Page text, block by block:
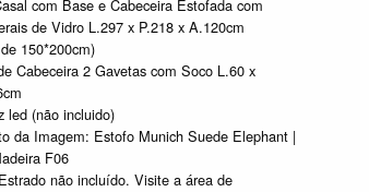
com Base e Cabeceira Estofada com
de Vidro L.297 x P.218 x A.120cm
150*200cm)
Cabeceira 2 Gavetas com Soco L.60 x
led (não incluido)
da Imagem: Estofo Munich Suede Elephant |
F06
não incluído. Visite a área de